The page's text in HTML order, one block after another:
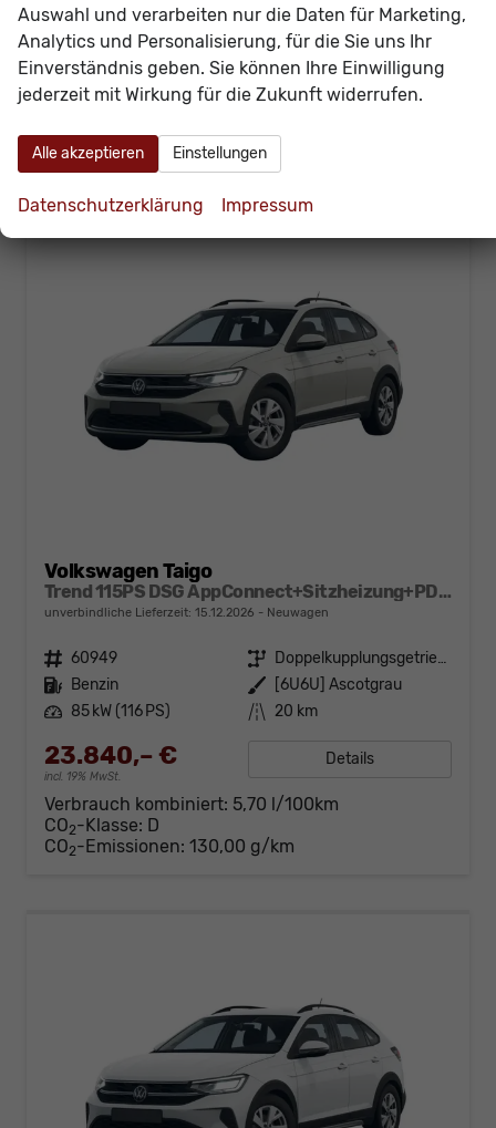
23.840,– €
incl. 19% MwSt.
Details
Verbrauch kombiniert:5,70 l/100km
CO -Emissionen:130,00 g/km
Volkswagen Taigo
Trend 115PS DSG AppConnect+Sitzheizung+PDC+Alu16+LED+DAB+FrontAssist
unverbindliche Lieferzeit: 15.12.2026 Neuwagen
Fahrzeugnr. 60949 Getriebe
Doppelkupplungsgetriebe (DSG)
Kraftstoff Benzin Außenfarbe
[6U6U] Ascotgrau
Leistung 85 kW (116 PS) Kilometerstand 20 km
23.840,– €
incl. 19% MwSt.
Details
Verbrauch kombiniert: 5,70 l/100km
CO2-Klasse: D
CO2-Emissionen: 130,00 g/km
Auswahl und verarbeiten nur die Daten für Marketing,
Analytics und Personalisierung, für die Sie uns Ihr
Einverständnis geben. Sie können Ihre Einwilligung
jederzeit mit Wirkung für die Zukunft widerrufen.
Alle akzeptieren Einstellungen
Datenschutzerklärung Impressum